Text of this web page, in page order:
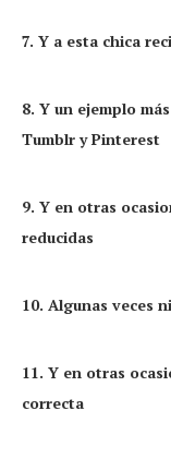
7. Y a esta chica
8. Y un ejemplo
Tumblr y Pinterest
9. Y en otras
reducidas
10. Algunas veces
11. Y en otras
correcta